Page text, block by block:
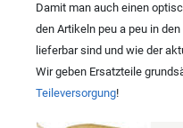
Damit man auch einen
den Artikeln peu a peu in
lieferbar sind und wie der
Wir geben Ersatzteile
Teileversorgung!